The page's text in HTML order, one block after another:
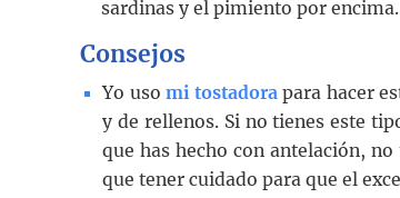
sardinas y el pimiento por
Consejos
Yo usomi tostadorapara hacer
y de rellenos. Si no tienes este
que has hecho con antelación,
que tener cuidado para que el